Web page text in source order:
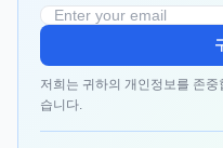
저희는 귀하의 개인정보를 존
습니다.